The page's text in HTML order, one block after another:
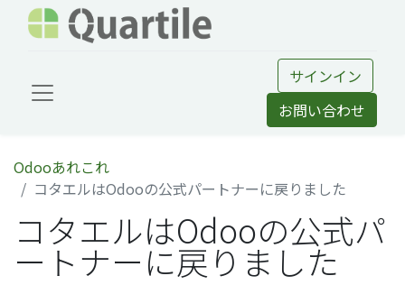
サインイン
お問い合わせ
Odooあれこれ
コタエルはOdooの公式パートナーに戻りました
コタエルはOdooの公式パ
ートナーに戻りました